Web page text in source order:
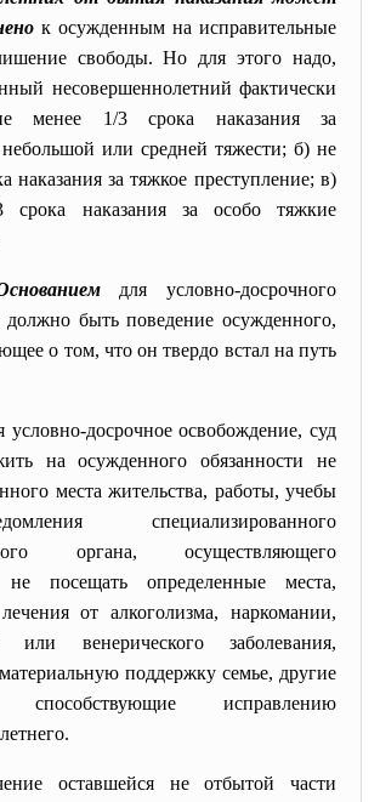
к осужденным на исправительные
свободы. Но для этого надо,
несовершеннолетний фактически
менее 1/3 срока наказания за
небольшой или средней тяжести; б) не
наказания за тяжкое преступление; в)
наказания за особо тяжкие
для условно-досрочного
должно быть поведение осужденного,
о том, что он твердо встал на путь
досрочное освобождение, суд
на осужденного обязанности не
места жительства, работы, учебы
специализированного
органа, осуществляющего
не посещать определенные места,
от алкоголизма, наркомании,
или венерического заболевания,
поддержку семье, другие
способствующие исправлению
оставшейся не отбытой части